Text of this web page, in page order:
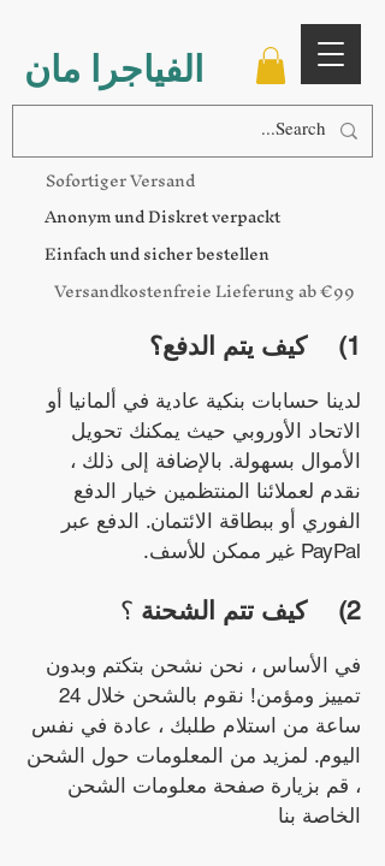
الفياجرا مان
Sofortiger Versand
Anonym und Diskret verpackt
Einfach und sicher bestellen
Versandkostenfreie Lieferung ab €99
1) كيف يتم الدفع؟
لدينا حسابات بنكية عادية في ألمانيا أو
الاتحاد الأوروبي حيث يمكنك تحويل
الأموال بسهولة. بالإضافة إلى ذلك ،
نقدم لعملائنا المنتظمين خيار الدفع
الفوري أو ببطاقة الائتمان. الدفع عبر
PayPal غير ممكن للأسف.
2) كيف تتم الشحنة ؟
في الأساس ، نحن نشحن بتكتم وبدون
تمييز ومؤمن! نقوم بالشحن خلال 24
ساعة من استلام طلبك ، عادة في نفس
اليوم. لمزيد من المعلومات حول الشحن
، قم بزيارة صفحة معلومات الشحن
الخاصة بنا